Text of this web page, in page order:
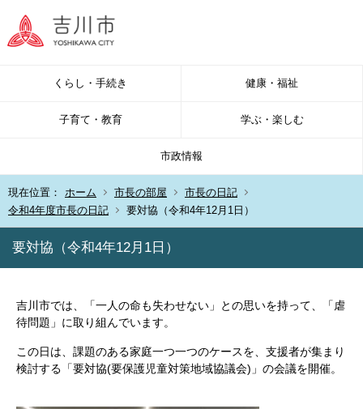
くらし・手続き 健康・福祉
子育て・教育 学ぶ・楽しむ
市政情報
現在位置： ホーム 市長の部屋
市長の日記
令和4年度市長の日記
要対協（令和4年12月1日）
要対協（令和4年12月1日）
吉川市では、「一人の命も失わせない」との思いを持って、「虐
待問題」に取り組んでいます。
この日は、課題のある家庭一つ一つのケースを、支援者が集まり
検討する「要対協(要保護児童対策地域協議会)」の会議を開催。